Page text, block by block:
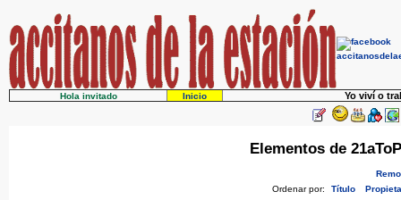
Hola invitado Inicio Yo viví o
Elementos de
Ordenar por:
Título